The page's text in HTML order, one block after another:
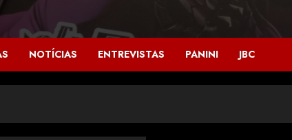
NOTÍCIAS ENTREVISTAS PANINI JBC